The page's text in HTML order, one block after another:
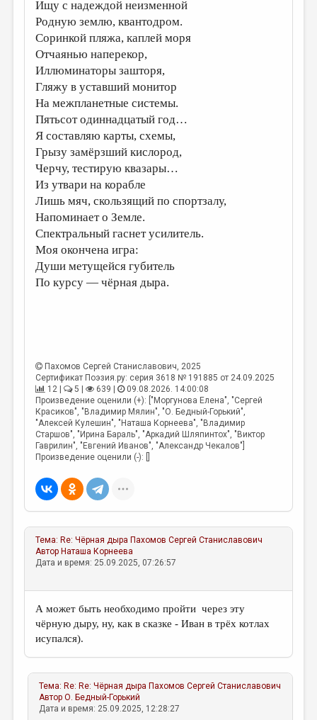
Ищу с надеждой неизменной
Родную землю, квантодром.
Соринкой пляжа, каплей моря
Отчаянью наперекор,
Иллюминаторы зашторя,
Гляжу в уставший монитор
На межпланетные системы.
Пятьсот одиннадцатый год…
Я составляю карты, схемы,
Грызу замёрзший кислород,
Черчу, тестирую квазары…
Из утвари на корабле
Лишь мяч, скользящий по спортзалу,
Напоминает о Земле.
Спектральный гаснет усилитель.
Моя окончена игра:
Души метущейся губитель
По курсу — чёрная дыра.
Пахомов Сергей Станиславович, 2025
Сертификат Поэзия.ру: серия 3618 № 191885 от 24.09.2025
12 |
5 | 639 |
09.08.2026. 14:00:08
Произведение оценили (+): ["Моргунова Елена", "Сергей
Красиков", "Владимир Мялин", "О. Бедный-Горький",
"Алексей Кулешин", "Наташа Корнеева", "Владимир
Старшов", "Ирина Бараль", "Аркадий Шляпинтох", "Виктор
Гаврилин", "Евгений Иванов", "Александр Чекалов"]
Произведение оценили (-): []
Тема: Re: Чёрная дыра Пахомов Сергей Станиславович
Автор Наташа Корнеева
Дата и время: 25.09.2025, 07:26:57
А может быть необходимо пройти через эту
чёрную дыру, ну, как в сказке - Иван в трёх котлах
исупался).
Тема: Re: Re: Чёрная дыра Пахомов Сергей Станиславович
АвторО. Бедный-Горький
Дата и время: 25.09.2025, 12:28:27